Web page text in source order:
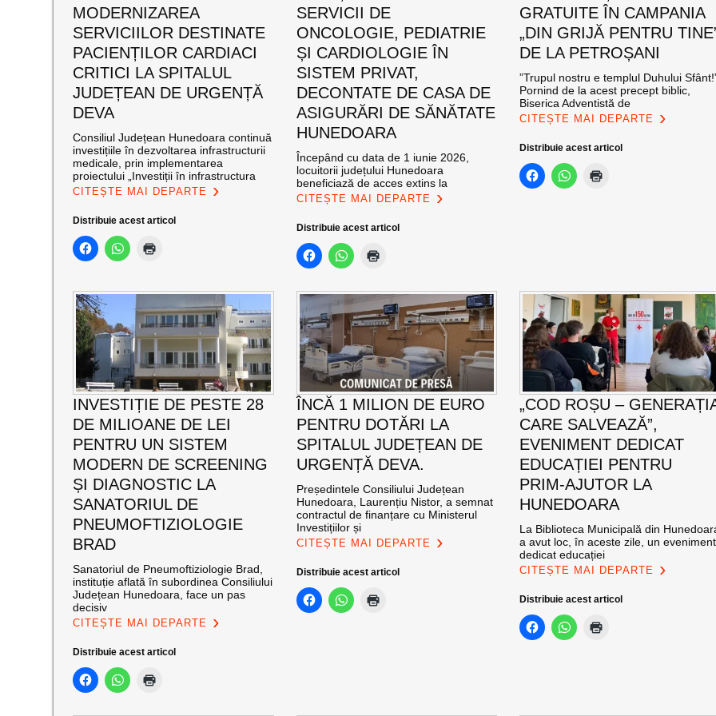
MODERNIZAREA
SERVICIILOR DESTINATE
PACIENȚILOR CARDIACI
CRITICI LA SPITALUL
JUDEȚEAN DE URGENȚĂ
DEVA
Consiliul Județean Hunedoara continuă
investițiile în dezvoltarea infrastructurii
medicale, prin implementarea
proiectului „Investiții în infrastructura
CITEȘTE MAI DEPARTE
Distribuie acest articol
SERVICII DE
ONCOLOGIE, PEDIATRIE
ȘI CARDIOLOGIE ÎN
SISTEM PRIVAT,
DECONTATE DE CASA DE
ASIGURĂRI DE SĂNĂTATE
HUNEDOARA
Începând cu data de 1 iunie 2026,
locuitorii județului Hunedoara
beneficiază de acces extins la
CITEȘTE MAI DEPARTE
Distribuie acest articol
GRATUITE ÎN CAMPANIA
„DIN GRIJĂ PENTRU
DE LA PETROȘANI
”Trupul nostru e templul Duhului
Pornind de la acest precept biblic,
Biserica Adventistă de
CITEȘTE MAI DEPARTE
Distribuie acest articol
INVESTIȚIE DE PESTE 28
DE MILIOANE DE LEI
PENTRU UN SISTEM
MODERN DE SCREENING
ȘI DIAGNOSTIC LA
SANATORIUL DE
PNEUMOFTIZIOLOGIE
BRAD
Sanatoriul de Pneumoftiziologie Brad,
instituție aflată în subordinea Consiliului
Județean Hunedoara, face un pas
decisiv
CITEȘTE MAI DEPARTE
Distribuie acest articol
ÎNCĂ 1 MILION DE EURO
PENTRU DOTĂRI LA
SPITALUL JUDEȚEAN DE
URGENȚĂ DEVA.
Președintele Consiliului Județean
Hunedoara, Laurențiu Nistor, a semnat
contractul de finanțare cu Ministerul
Investițiilor și
CITEȘTE MAI DEPARTE
Distribuie acest articol
„COD ROȘU –
CARE SALVEAZĂ”,
EVENIMENT DEDICAT
EDUCAȚIEI PENTRU
PRIM-AJUTOR LA
HUNEDOARA
La Biblioteca Municipală din
a avut loc, în aceste zile, un eveniment
dedicat educației
CITEȘTE MAI DEPARTE
Distribuie acest articol